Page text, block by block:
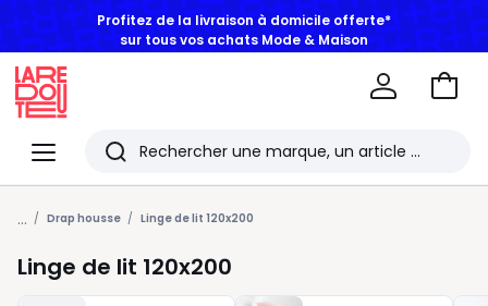
Menu
Redoute
Rechercher
Les
derniers
articles
consultés
Aller
... Drap housse Linge de lit 120x200
Linge de lit 120x200